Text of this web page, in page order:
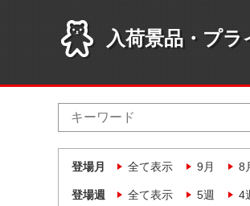
入荷景品・プラ
登場月 全て表示 9月 8
登場週 全て表示 5週 4